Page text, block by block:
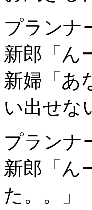
プランナ
新郎「ん
新婦「あ
い出せな
プランナ
新郎「ん
た。。」